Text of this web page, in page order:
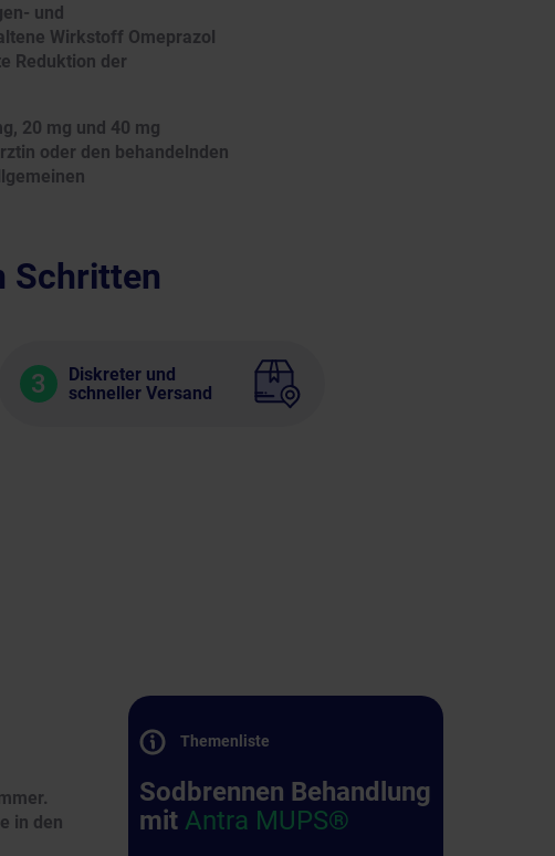
und
Wirkstoff Omeprazol
Reduktion der
20 mg und 40 mg
oder den behandelnden
Schritten
3
Diskreter und
schneller Versand
in den
Themenliste
Sodbrennen Behandlung
mit Antra MUPS®